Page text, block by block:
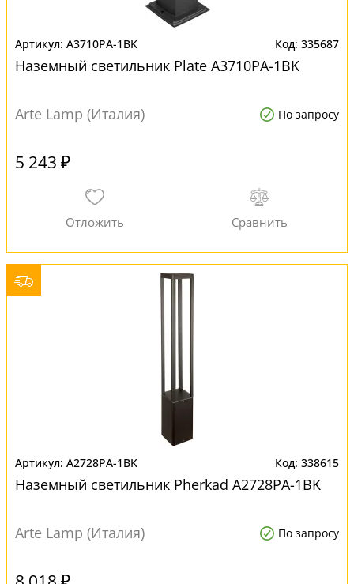
A3710PA-1BK 335687
Наземный светильник Plate A3710PA-1BK
Arte Lamp (Италия) По запросу
5 243 ₽
A2728PA-1BK 338615
Наземный светильник Pherkad A2728PA-1BK
Arte Lamp (Италия) По запросу